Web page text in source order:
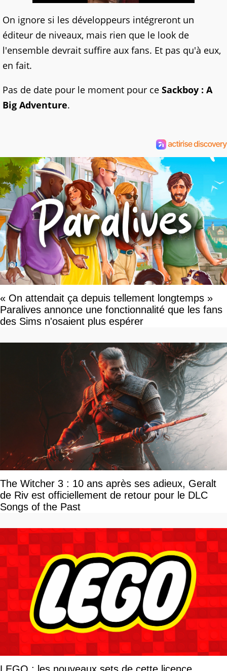
On ignore si les développeurs intégreront un
éditeur de niveaux, mais rien que le look de
l'ensemble devrait suffire aux fans. Et pas qu'à eux,
en fait.
Pas de date pour le moment pour ce Sackboy : A
Big Adventure.
« On attendait ça depuis tellement longtemps »
Paralives annonce une fonctionnalité que les fans
des Sims n'osaient plus espérer
The Witcher 3 : 10 ans après ses adieux, Geralt
de Riv est officiellement de retour pour le DLC
Songs of the Past